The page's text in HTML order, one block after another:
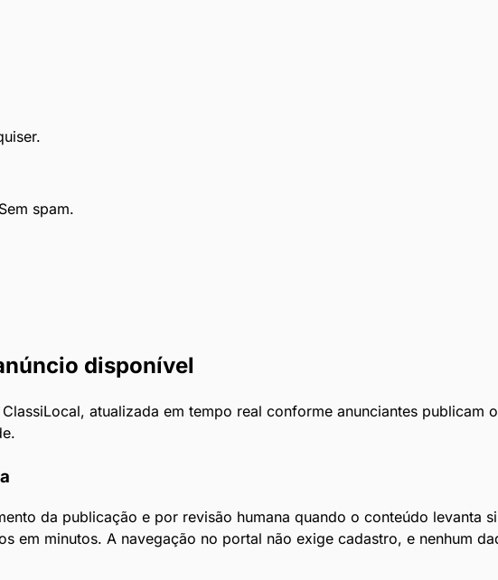
spam.
disponível
ClassiLocal, atualizada em tempo real conforme anunciantes publicam
da publicação e por revisão humana quando o conteúdo levanta
minutos. A navegação no portal não exige cadastro, e nenhum